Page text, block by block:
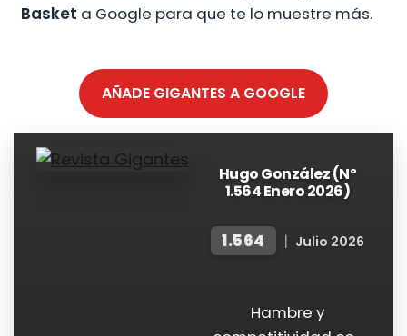
Basket a Google para que te lo muestre más.
AÑADE GIGANTES A GOOGLE
Hugo González (Nº
1.564 Enero 2026)
1.564 | Julio 2026
Hambre y